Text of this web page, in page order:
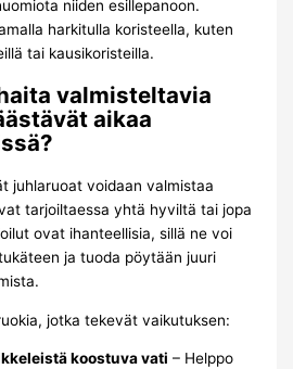
niiden esillepanoon.
harkitulla koristeella, kuten
tai kausikoristeilla.
valmisteltavia
aikaa
juhlaruoat voidaan valmistaa
tarjoiltaessa yhtä hyviltä tai jopa
ovat ihanteellisia, sillä ne voi
ja tuoda pöytään juuri
jotka tekevät vaikutuksen:
koostuva vati – Helppo